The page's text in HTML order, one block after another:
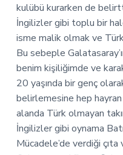
kulübü kurarken de
İngilizler gibi toplu bir
isme malik olmak ve
Bu sebeple
benim kişiliğimde ve
20 yaşında bir genç
belirlemesine hep
alanda Türk olmayan
İngilizler gibi oynama
Mücadele’de verdiği çıta